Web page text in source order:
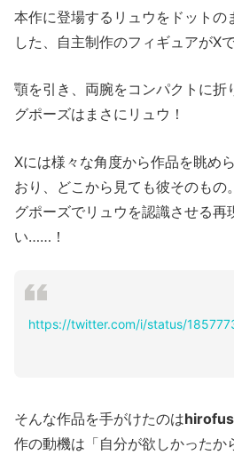
本作に登場するリュウをドットの
した、自主制作のフィギュアがX
顎を引き、両腕をコンパクトに折
グポーズはまさにリュウ！
Xには様々な角度から作品を眺め
おり、どこから見ても彼そのもの
グポーズでリュウを認識させる再
い……！
https://twitter.com/i/status/
そんな作品を手がけたのはhirofus
作の動機は「自分が欲しかったか